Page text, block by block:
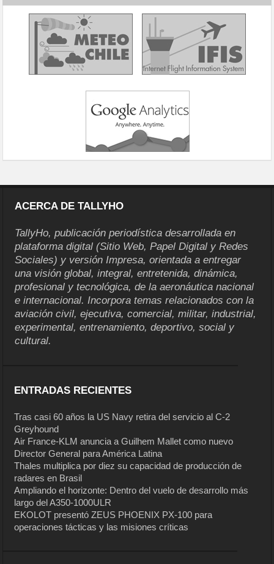
ACERCA DE TALLYHO
TallyHo, publicación periodística desarrollada en
plataforma digital (Sitio Web, Papel Digital y Redes
Sociales) y versión Impresa, orientada a entregar
una visión global, integral, entretenida, dinámica,
profesional y tecnológica, de la aeronáutica nacional
e internacional. Incorpora temas relacionados con la
aviación civil, ejecutiva, comercial, militar, industrial,
experimental, entrenamiento, deportivo, social y
cultural.
ENTRADAS RECIENTES
Tras casi 60 años la US Navy retira del servicio al C-2
Greyhound
Air France-KLM anuncia a Guilhem Mallet como nuevo
Director General para América Latina
Thales multiplica por diez su capacidad de producción de
radares en Brasil
Ampliando el horizonte: Dentro del vuelo de desarrollo más
largo del A350-1000ULR
EKOLOT presentó ZEUS PHOENIX PX-100 para
operaciones tácticas y las misiones críticas